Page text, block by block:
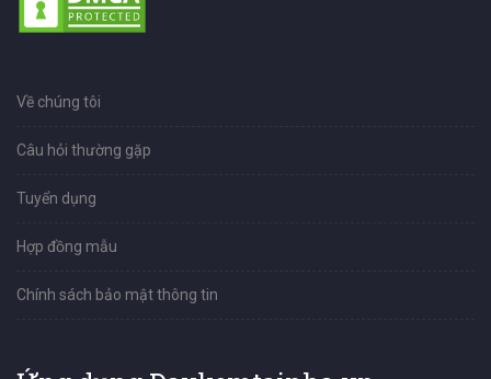
Về chúng tôi
Câu hỏi thường gặp
Tuyển dụng
Hợp đồng mẫu
Chính sách bảo mật thông tin